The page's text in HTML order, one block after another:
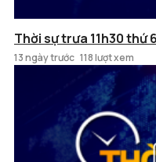
Thời sự trưa 11h30 thứ
13 ngày trước 118 lượt xem